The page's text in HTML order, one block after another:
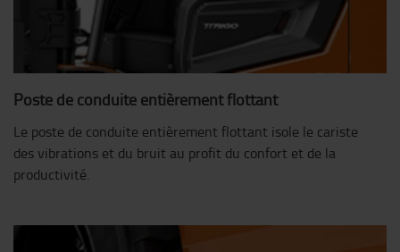
Poste de conduite entièrement flottant
Le poste de conduite entièrement flottant isole le cariste
des vibrations et du bruit au profit du confort et de la
productivité.